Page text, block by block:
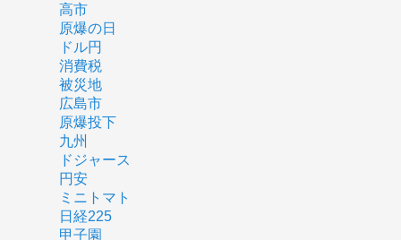
高市
原爆の日
ドル円
消費税
被災地
広島市
原爆投下
九州
ドジャース
円安
ミニトマト
日経225
甲子園